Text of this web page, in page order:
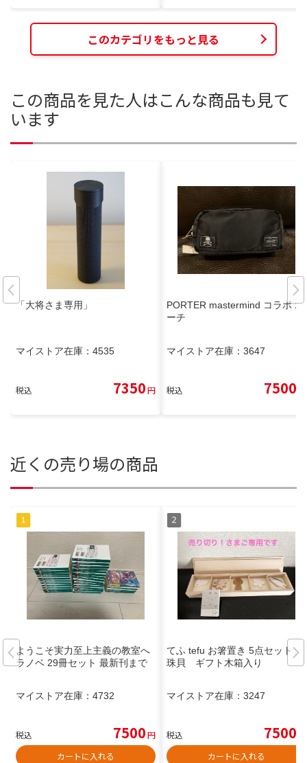
このカテゴリをもっと見る
この商品を見た人はこんな商品も見て
います
「大将さま専用」
マイストア在庫： 4535
税込 7350円
PORTER mastermind コラボ ポ
ーチ
マイストア在庫： 3647
税込 7500
近くの売り場の商品
ようこそ実力至上主義の教室へ
ラノベ 29冊セット 最新刊まで
マイストア在庫： 4732
税込 7500円
カートに入れる
てふ tefu お箸置き 5点セット 真
珠貝 ギフト木箱入り
マイストア在庫： 3247
税込 7500
カートに入れる